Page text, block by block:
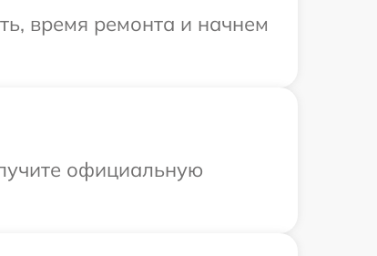
время ремонта и начнем
официальную